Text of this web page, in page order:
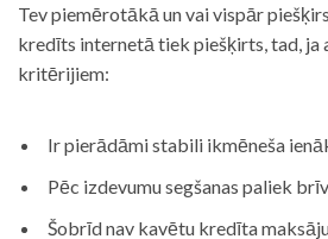
Tev piemērotākā un vai vispār
kredīts internetā tiek piešķirts, tad, ja
kritērijiem:
Ir pierādāmi stabili ikmēneša
Pēc izdevumu segšanas paliek
Šobrīd nav kavētu kredīta